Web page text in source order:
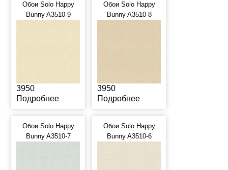
Обои Solo Happy
Bunny A3510-9
3950
Подробнее
Обои Solo Happy
Bunny A3510-8
3950
Подробнее
Обои Solo Happy
Bunny A3510-7
Обои Solo Happy
Bunny A3510-6